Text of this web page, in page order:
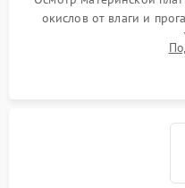
окислов от влаги и
дежурных